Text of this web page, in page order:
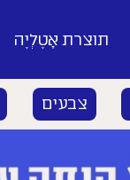
תוצרת אָטֶלְיֶה
צבעים